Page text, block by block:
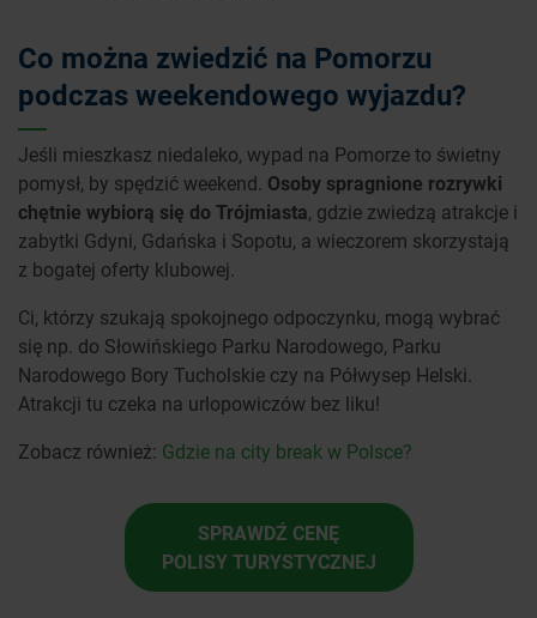
Co można zwiedzić na Pomorzu
podczas weekendowego wyjazdu?
Jeśli mieszkasz niedaleko, wypad na Pomorze to świetny
pomysł, by spędzić weekend. Osoby spragnione rozrywki
chętnie wybiorą się do Trójmiasta, gdzie zwiedzą atrakcje i
zabytki Gdyni, Gdańska i Sopotu, a wieczorem skorzystają
z bogatej oferty klubowej.
Ci, którzy szukają spokojnego odpoczynku, mogą wybrać
się np. do Słowińskiego Parku Narodowego, Parku
Narodowego Bory Tucholskie czy na Półwysep Helski.
Atrakcji tu czeka na urlopowiczów bez liku!
Zobacz również: Gdzie na city break w Polsce?
SPRAWDŹ CENĘ
POLISY TURYSTYCZNEJ